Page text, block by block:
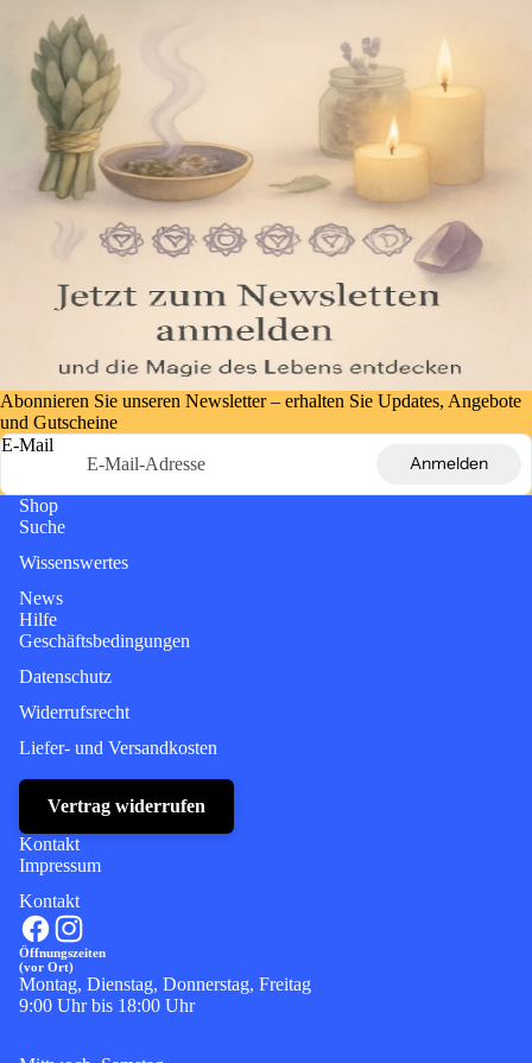
Abonnieren Sie unseren Newsletter – erhalten Sie Updates, Angebote
und Gutscheine
E-Mail
Anmelden
Shop
Suche
Wissenswertes
News
Hilfe
Geschäftsbedingungen
Datenschutz
Widerrufsrecht
Liefer- und Versandkosten
Vertrag widerrufen
Kontakt
Impressum
Kontakt
Öffnungszeiten
(vor Ort)
Montag, Dienstag, Donnerstag, Freitag
9:00 Uhr bis 18:00 Uhr